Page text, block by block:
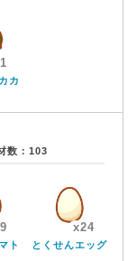
カ
数：103
ト
x24
とくせんエッグ